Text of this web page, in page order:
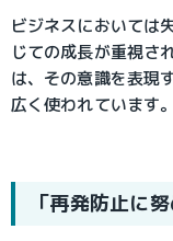
ビジネスにおいては
じての成長が重視さ
は、その意識を表現
広く使われています。
「再発防止に